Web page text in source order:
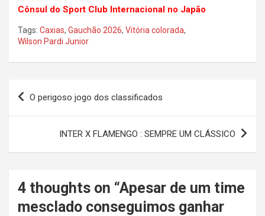
Cônsul do Sport Club Internacional no Japão
Tags: Caxias, Gauchão 2026, Vitória colorada,
Wilson Pardi Junior
Navegação
O perigoso jogo dos classificados
INTER X FLAMENGO : SEMPRE UM CLÁSSICO
4 thoughts on “Apesar de um time
mesclado conseguimos ganhar